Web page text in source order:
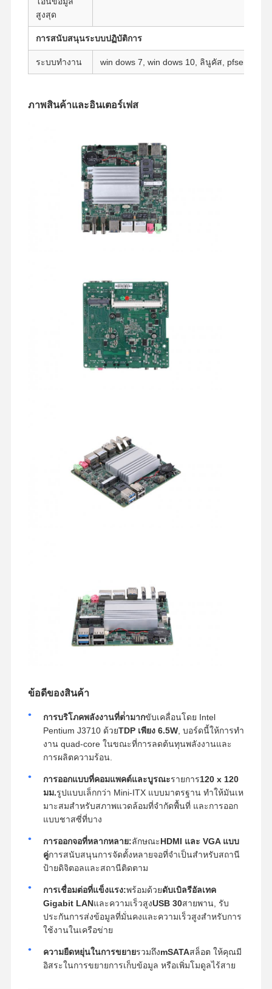
เมนบอร์ดอุตสาหกรรม
แบอร์ดแม่ไฟวอลล์
สูงสุด
การสนับสนุนระบบปฏิบัติการ
ระบบทํางาน win dows 7, win dows 10, ลินูคัส, pfsense เ
ภาพสินค้าและอินเตอร์เฟส
ข้อดีของสินค้า
การบริโภคพลังงานที่ต่ํามากขับเคลื่อนโดย Intel
Pentium J3710 ด้วยTDP เพียง 6.5W, บอร์ดนี้ให้การทํา
งาน quad-core ในขณะที่การลดต้นทุนพลังงานและ
การผลิตความร้อน.
การออกแบบที่คอมแพคต์และบูรณะรายการ120 x 120
มม.รูปแบบเล็กกว่า Mini-ITX แบบมาตรฐาน ทําให้มันเห
มาะสมสําหรับสภาพแวดล้อมที่จํากัดพื้นที่ และการออก
แบบชาสซี่ที่บาง
การออกจอที่หลากหลาย:ลักษณะHDMI และ VGA แบบ
คู่การสนับสนุนการจัดตั้งหลายจอที่จําเป็นสําหรับสถานี
ป้ายดิจิตอลและสถานีติดตาม
การเชื่อมต่อที่แข็งแรง:พร้อมด้วยดับเบิลรีอัลเทค
Gigabit LANและความเร็วสูงUSB 30สายพาน, รับ
ประกันการส่งข้อมูลที่มั่นคงและความเร็วสูงสําหรับการ
ใช้งานในเครือข่าย
ความยืดหยุ่นในการขยายรวมถึงmSATAสล็อต ให้คุณมี
อิสระในการขยายการเก็บข้อมูล หรือเพิ่มโมดูลไร้สาย